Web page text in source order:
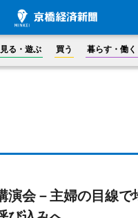
見る・遊ぶ 買う 暮らす・働く
演会－主婦の目線で